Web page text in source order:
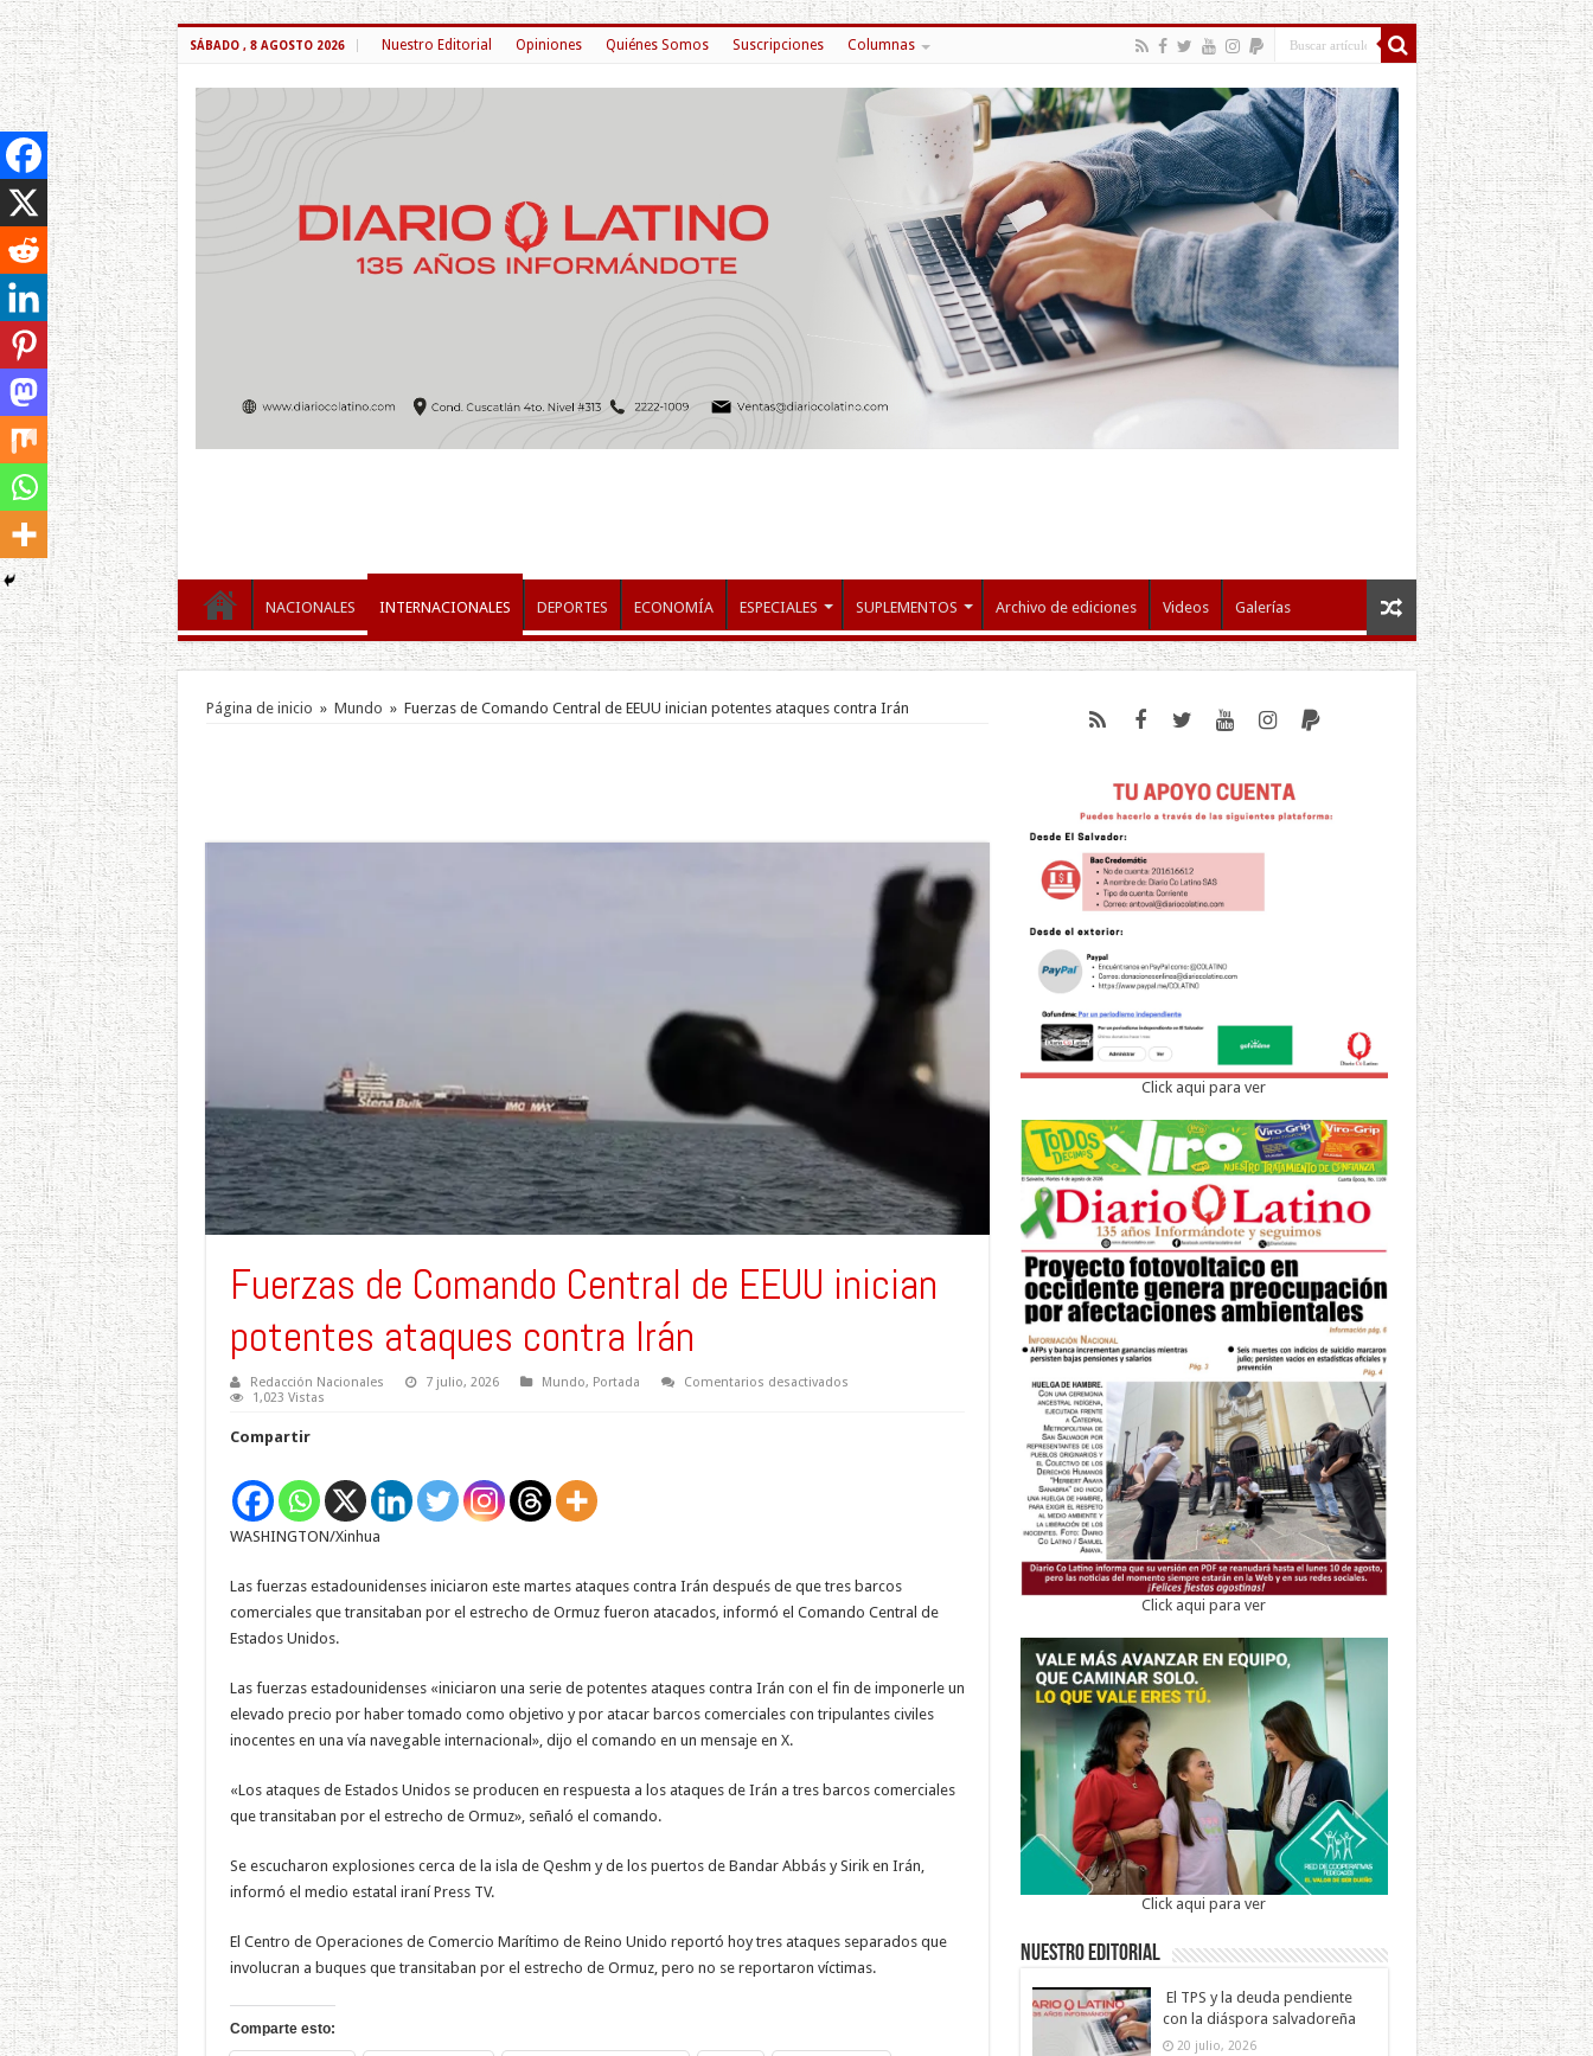
SÁBADO , 8 AGOSTO 2026 Nuestro Editorial Opiniones Quiénes Somos Suscripciones Columnas
NACIONALES INTERNACIONALES DEPORTES ECONOMÍA ESPECIALES SUPLEMENTOS Archivo de ediciones Videos Galerías
Página de inicio » Mundo » Fuerzas de Comando Central de EEUU inician potentes ataques contra Irán
Fuerzas de Comando Central de EEUU inician
potentes ataques contra Irán
Redacción Nacionales 7 julio, 2026 Mundo, Portada Comentarios desactivadosen
1,023 Vistas
Compartir
WASHINGTON/Xinhua
Las fuerzas estadounidenses iniciaron este martes ataques contra Irán después de que tres barcos
comerciales que transitaban por el estrecho de Ormuz fueron atacados, informó el Comando Central de
Estados Unidos.
Las fuerzas estadounidenses «iniciaron una serie de potentes ataques contra Irán con el fin de imponerle un
elevado precio por haber tomado como objetivo y por atacar barcos comerciales con tripulantes civiles
inocentes en una vía navegable internacional», dijo el comando en un mensaje en X.
«Los ataques de Estados Unidos se producen en respuesta a los ataques de Irán a tres barcos comerciales
que transitaban por el estrecho de Ormuz», señaló el comando.
Se escucharon explosiones cerca de la isla de Qeshm y de los puertos de Bandar Abbás y Sirik en Irán,
informó el medio estatal iraní Press TV.
El Centro de Operaciones de Comercio Marítimo de Reino Unido reportó hoy tres ataques separados que
involucran a buques que transitaban por el estrecho de Ormuz, pero no se reportaron víctimas.
Comparte esto:
Click aqui para ver
Click aqui para ver
Click aqui para ver
Nuestro Editorial
El TPS y la deuda pendiente
con la diáspora salvadoreña
20 julio, 2026